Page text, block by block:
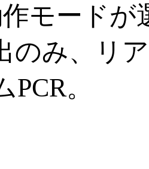
モードが
のみ、リ
。